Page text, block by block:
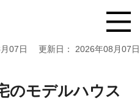
07日 更新日： 2026年08月07日
のモデルハウス